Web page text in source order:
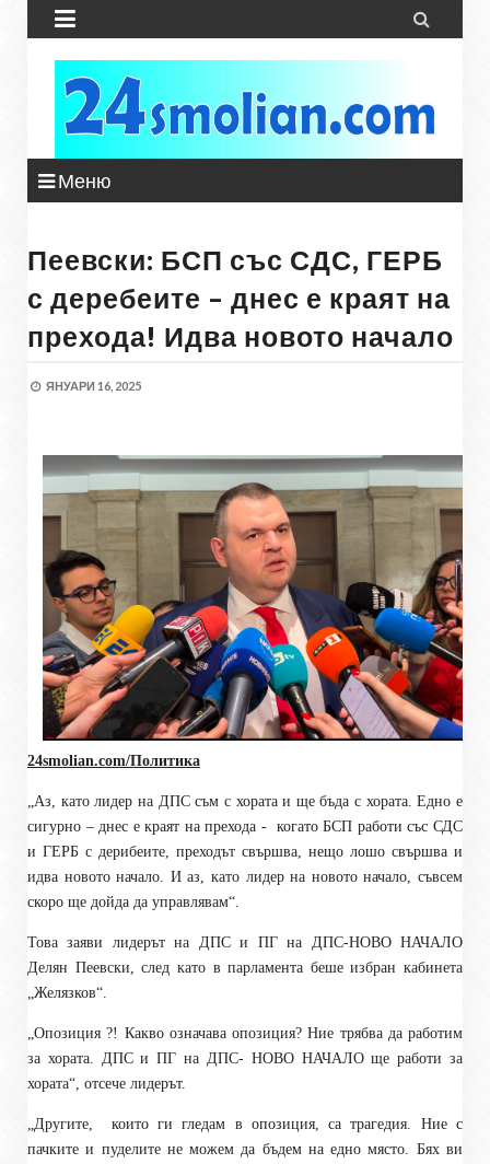
 
Меню
Пеевски: БСП със СДС, ГЕРБ
с деребеите – днес е краят на
прехода! Идва новото начало
ЯНУАРИ 16, 2025
24smolian.com/Политика
„Аз, като лидер на ДПС съм с хората и ще бъда с хората. Едно е
сигурно – днес е краят на прехода - когато БСП работи със СДС
и ГЕРБ с дерибеите, преходът свършва, нещо лошо свършва и
идва новото начало. И аз, като лидер на новото начало, съвсем
скоро ще дойда да управлявам“.
Това заяви лидерът на ДПС и ПГ на ДПС-НОВО НАЧАЛО
Делян Пеевски, след като в парламента беше избран кабинета
„Желязков“.
„Опозиция ?! Какво означава опозиция? Ние трябва да работим
за хората. ДПС и ПГ на ДПС- НОВО НАЧАЛО ще работи за
хората“, отсече лидерът.
„Другите,
които ги гледам в опозиция, са трагедия. Ние с
пачките и пуделите не можем да бъдем на едно място. Бях ви